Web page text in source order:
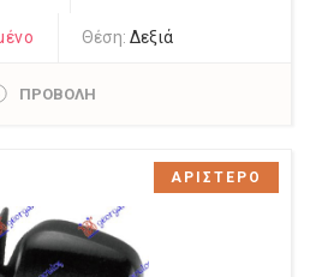
Θέση:Δεξιά
ΠΡΟΒΟΛΗ
ΑΡΙΣΤΕΡΟ